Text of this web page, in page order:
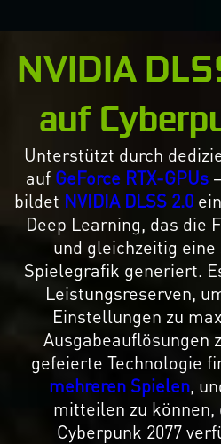
NVIDIA
auf
Unterstützt durch
auf GeForce RTX-GPUs
bildet NVIDIA DLSS 2.0
Deep Learning, das die
und gleichzeitig
Spielegrafik generiert.
Leistungsreserven,
Einstellungen zu
Ausgabeauflösungen
gefeierte Technologie
mehreren Spielen,
mitteilen zu können,
Cyberpunk 2077